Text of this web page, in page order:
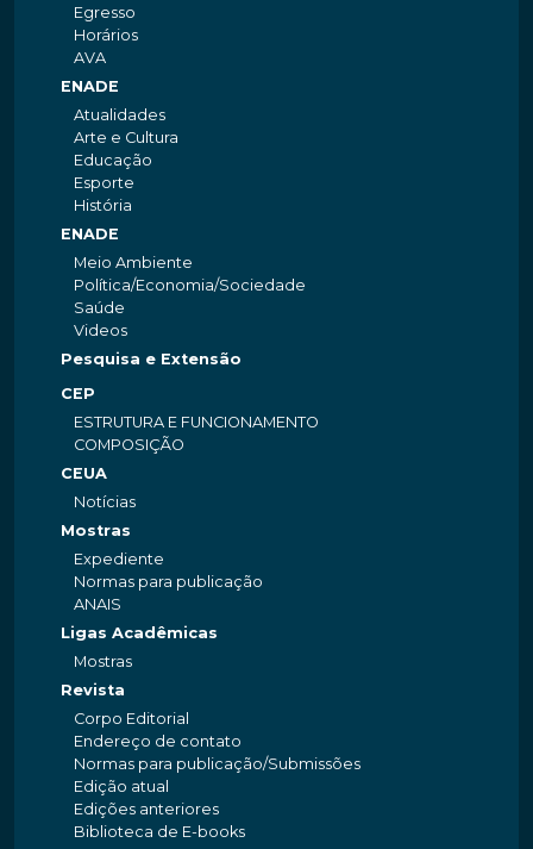
Egresso
Horários
AVA
ENADE
Atualidades
Arte e Cultura
Educação
Esporte
História
ENADE
Meio Ambiente
Política/Economia/Sociedade
Saúde
Videos
Pesquisa e Extensão
CEP
ESTRUTURA E FUNCIONAMENTO
COMPOSIÇÃO
CEUA
Notícias
Mostras
Expediente
Normas para publicação
ANAIS
Ligas Acadêmicas
Mostras
Revista
Corpo Editorial
Endereço de contato
Normas para publicação/Submissões
Edição atual
Edições anteriores
Biblioteca de E-books